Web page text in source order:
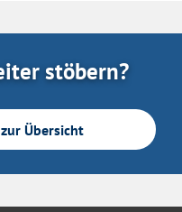
stöbern?
Übersicht